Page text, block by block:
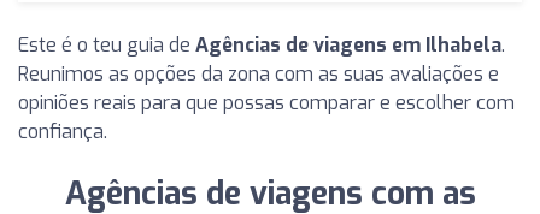
Este é o teu guia de Agências de viagens em Ilhabela.
Reunimos as opções da zona com as suas avaliações e
opiniões reais para que possas comparar e escolher com
confiança.
Agências de viagens com as